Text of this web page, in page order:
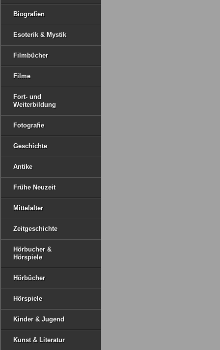
Biografien
Esoterik & Mystik
Filmbücher
Filme
Fort- und
Weiterbildung
Fotografie
Geschichte
Antike
Frühe Neuzeit
Mittelalter
Zeitgeschichte
Hörbucher &
Hörspiele
Hörbücher
Hörspiele
Kinder & Jugend
Kunst & Literatur